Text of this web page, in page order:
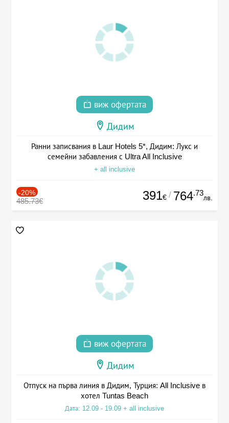
виж офертата
Дидим
Ранни записвания в Laur Hotels 5*, Дидим: Лукс и
семейни забавления с Ultra All Inclusive
+ all inclusive
-20%
485.73€ 391€ / 764.73
лв.
виж офертата
Дидим
Отпуск на първа линия в Дидим, Турция: All Inclusive в
хотел Tuntas Beach
Дата: 12.09 - 19.09 + all inclusive